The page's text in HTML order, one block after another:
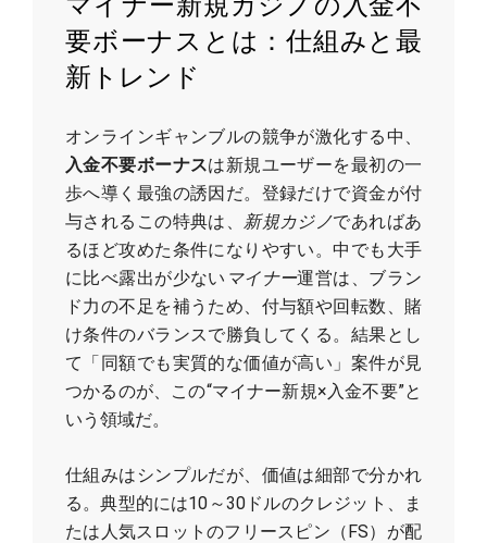
要ボーナスとは：仕組みと最
新トレンド
オンラインギャンブルの競争が激化する中、
入金不要ボーナスは新規ユーザーを最初の一
歩へ導く最強の誘因だ。登録だけで資金が付
与されるこの特典は、 新規カジノであればあ
るほど攻めた条件になりやすい。中でも大手
に比べ露出が少ない マイナー運営は、ブラン
ド力の不足を補うため、付与額や回転数、賭
け条件のバランスで勝負してくる。結果とし
て「同額でも実質的な価値が高い」案件が見
つかるのが、この“マイナー新規×入金不要”と
いう領域だ。
仕組みはシンプルだが、価値は細部で分かれ
る。典型的には10～30ドルのクレジット、ま
たは人気スロットのフリースピン（FS）が配